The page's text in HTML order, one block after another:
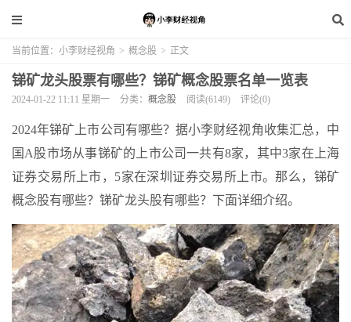
当前位置： 小李财经视角 > 概念股 > 正文
锑矿龙头股票有哪些？锑矿概念股票名单一览表
2024-01-22 11:11 星期一 分类： 概念股 阅读(6149) 评论(0)
2024年锑矿上市公司有哪些？据小李财经视角收集汇总，中
国A股市场从事锑矿的上市公司一共有8家，其中3家在上海
证券交易所上市，5家在深圳证券交易所上市。那么，锑矿
概念股有哪些？锑矿龙头股有哪些？下面详细介绍。